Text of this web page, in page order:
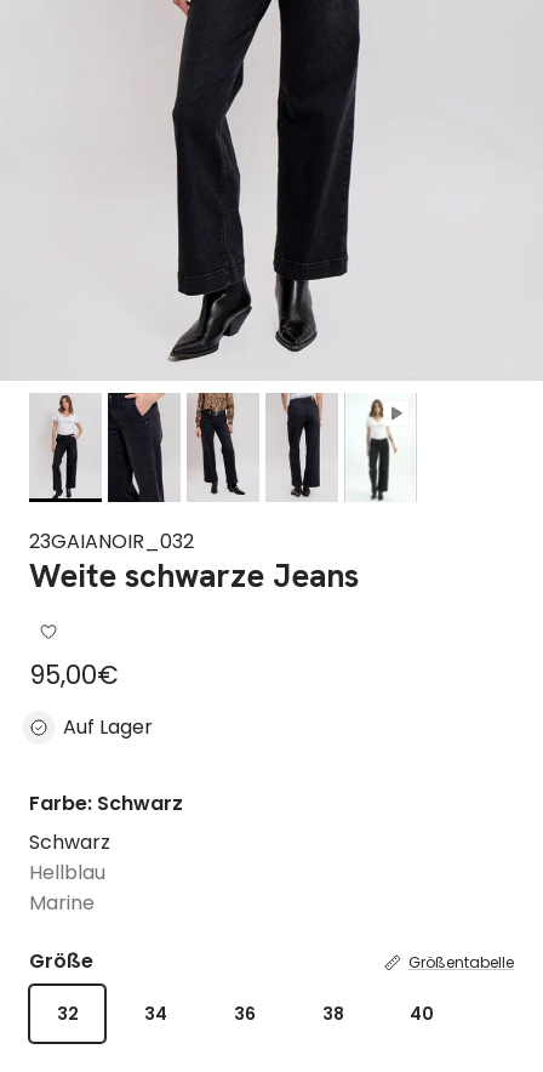
23GAIANOIR_032
Weite schwarze Jeans
Regulärer Preis
95,00€
Auf Lager
Farbe: Schwarz
Schwarz
Hellblau
Marine
Größentabelle
Größe
32 34 36 38 40